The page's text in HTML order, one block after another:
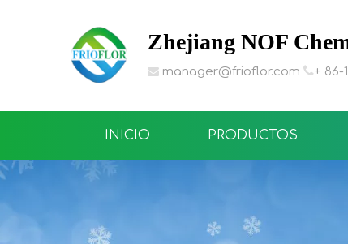
Zhejiang NOF
 manager@frioflor.com + 86-
INICIO PRODUCTOS